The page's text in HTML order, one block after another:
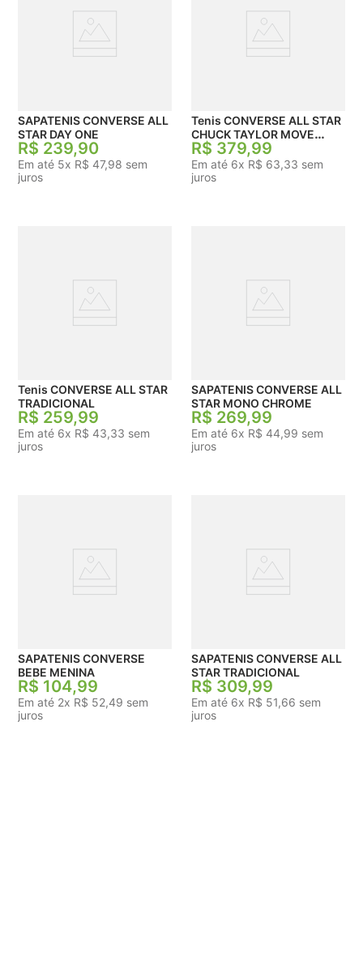
SAPATENIS CONVERSE ALL
STAR DAY ONE
R$ 239,90
Em até 5x R$ 47,98 sem
juros
Tenis CONVERSE ALL STAR
CHUCK TAYLOR MOVE
FEMININO
R$ 379,99
Em até 6x R$ 63,33 sem
juros
Tenis CONVERSE ALL STAR
TRADICIONAL
R$ 259,99
Em até 6x R$ 43,33 sem
juros
SAPATENIS CONVERSE ALL
STAR MONO CHROME
R$ 269,99
Em até 6x R$ 44,99 sem
juros
SAPATENIS CONVERSE
BEBE MENINA
R$ 104,99
Em até 2x R$ 52,49 sem
juros
SAPATENIS CONVERSE ALL
STAR TRADICIONAL
R$ 309,99
Em até 6x R$ 51,66 sem
juros